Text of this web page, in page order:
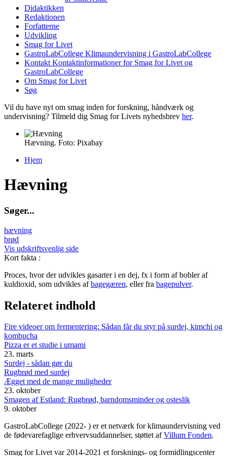
Didaktikken
Redaktionen
Forfatterne
Udvikling
Smag for Livet
GastroLabCollege Klimaundervisning i GastroLabCollege
Kontakt Kontaktinformationer for Smag for Livet og
GastroLabCollege
Om Smag for Livet
Søg
Vil du have nyt om smag inden for forskning, håndværk og
undervisning? Tilmeld dig Smag for Livets nyhedsbrev her.
Hævning. Foto: Pixabay
Hjem
Hævning
Søger...
hævning
brød
Vis udskriftsvenlig side
Kort fakta :
Proces, hvor der udvikles gasarter i en dej, fx i form af bobler af
kuldioxid, som udvikles afbagegæren, eller fra bagepulver.
Relateret indhold
Fire videoer om fermentering: Sådan får du styr på surdej, kimchi og
kombucha
Pizza er et studie i umami
23. marts
Surdej - sådan gør du
Rugbrød med surdej
Ægget med de mange muligheder
23. oktober
Smagen af Estland: Rugbrød, barndomsminder og osteslik
9. oktober
GastroLabCollege (2022- ) er et netværk for klimaundervisning ved
de fødevarefaglige erhvervsuddannelser, støttet afVillum Fonden.
Smag for Livet var 2014-2021 et forsknings- og formidlingscenter